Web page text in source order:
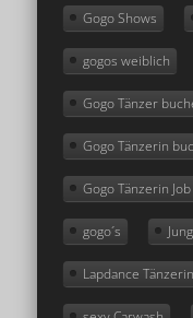
Gogo Shows
gogos weiblich
Gogo Tänzer
Gogo Tänzerin
Gogo Tänzerin Job
gogo´s
Lapdance Tänzerin